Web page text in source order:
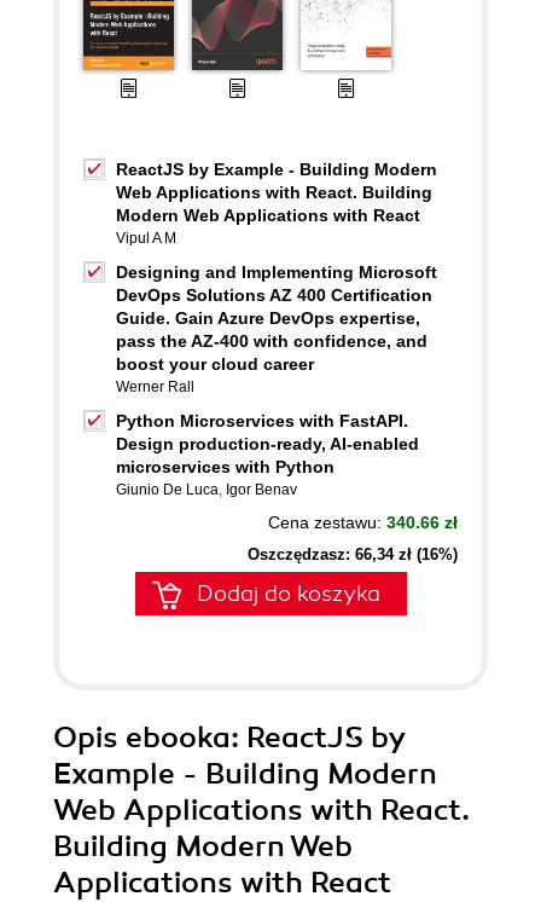
ReactJS by Example - Building Modern
Web Applications with React. Building
Modern Web Applications with React
Vipul A M
Designing and Implementing Microsoft
DevOps Solutions AZ 400 Certification
Guide. Gain Azure DevOps expertise,
pass the AZ-400 with confidence, and
boost your cloud career
Werner Rall
Python Microservices with FastAPI.
Design production-ready, AI-enabled
microservices with Python
Giunio De Luca, Igor Benav
Cena zestawu: 340.66 zł
Oszczędzasz: 66,34 zł (16%)
Dodaj do koszyka
Opis ebooka: ReactJS by
Example - Building Modern
Web Applications with React.
Building Modern Web
Applications with React